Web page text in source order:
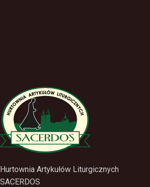
Hurtownia Artykułów Liturgicznych
SACERDOS